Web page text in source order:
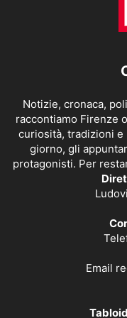
Notizie, cronaca,
raccontiamo Firenze
curiosità, tradizioni e
giorno, gli
protagonisti. Per
Email
Tabloid